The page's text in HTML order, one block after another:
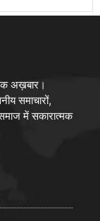
अख़बार।
समाचारों,
में सकारात्मक